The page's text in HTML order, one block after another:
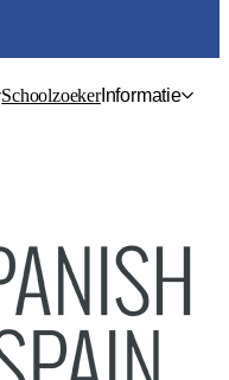
SchoolzoekerInformatie